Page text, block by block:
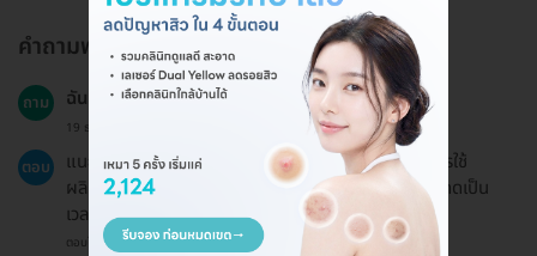
คำถามพบบ่อย
ถาม ฉันควรเตรียมตัวอย่างไรบ้างก่อนทำคอร์สรักษาสิว?
19 ธ.ค. 2024
ตอบ
แนะนำให้ปรึกษาแพทย์ก่อนทำหัตถการและหลีกเลี่ยงการใช้
ผลิตภัณฑ์ที่มีแอลกอฮอล์ รวมถึงกิจกรรมที่ต้องตากแดดเป็น
เวลานาน 2 สัปดาห์ก่อนทำ
ตอบโดยทีมงาน HD